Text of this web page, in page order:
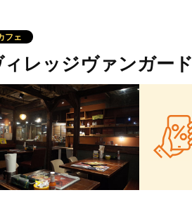
フェ
ィレッジヴァンガー